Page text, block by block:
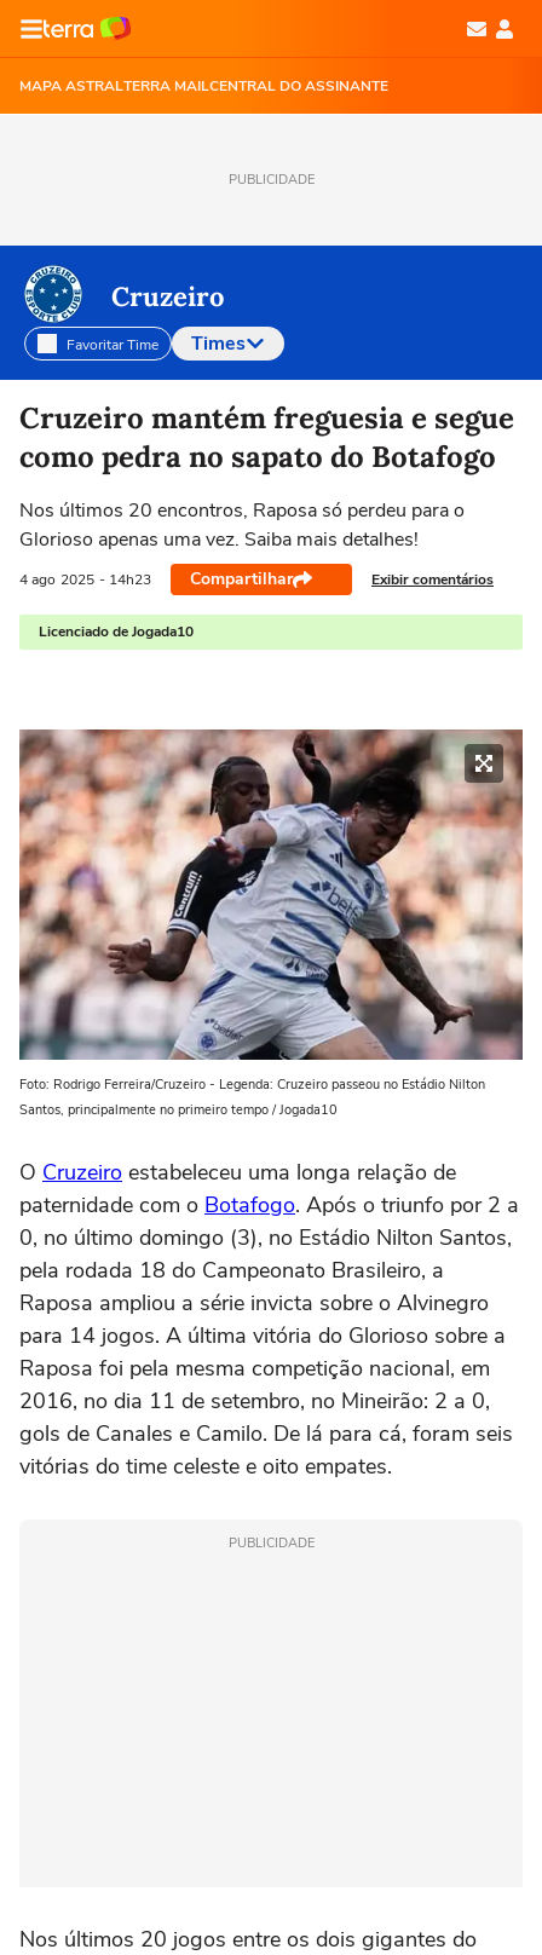
MAPA ASTRALTERRA MAILCENTRAL DO ASSINANTE
PUBLICIDADE
Cruzeiro
Favoritar Time Times
Selecione o time para ver as notícias
Cruzeiro mantém freguesia e segue
como pedra no sapato do Botafogo
Nos últimos 20 encontros, Raposa só perdeu para o
Glorioso apenas uma vez. Saiba mais detalhes!
4 ago 2025 - 14h23 Compartilhar Exibir comentários
Licenciado de Jogada10
Foto: Rodrigo Ferreira/Cruzeiro - Legenda: Cruzeiro passeou no Estádio Nilton
Santos, principalmente no primeiro tempo / Jogada10
O Cruzeiro estabeleceu uma longa relação de
paternidade com o Botafogo. Após o triunfo por 2 a
0, no último domingo (3), no Estádio Nilton Santos,
pela rodada 18 do Campeonato Brasileiro, a
Raposa ampliou a série invicta sobre o Alvinegro
para 14 jogos. A última vitória do Glorioso sobre a
Raposa foi pela mesma competição nacional, em
2016, no dia 11 de setembro, no Mineirão: 2 a 0,
gols de Canales e Camilo. De lá para cá, foram seis
vitórias do time celeste e oito empates.
PUBLICIDADE
Nos últimos 20 jogos entre os dois gigantes do